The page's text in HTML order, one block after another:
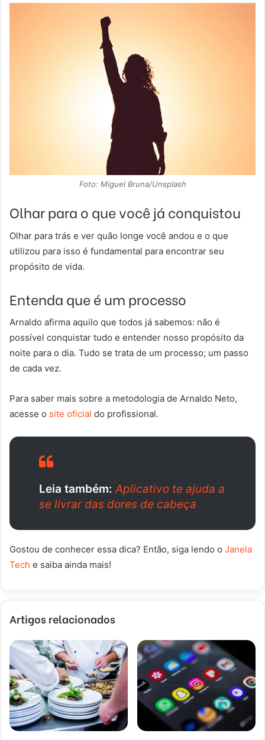
Foto: Miguel Bruna/Unsplash
Olhar para o que você já conquistou
Olhar para trás e ver quão longe você andou e o que
utilizou para isso é fundamental para encontrar seu
propósito de vida.
Entenda que é um processo
Arnaldo afirma aquilo que todos já sabemos: não é
possível conquistar tudo e entender nosso propósito da
noite para o dia. Tudo se trata de um processo; um passo
de cada vez.
Para saber mais sobre a metodologia de Arnaldo Neto,
acesse o site oficial do profissional.
Leia também: Aplicativo te ajuda a
se livrar das dores de cabeça
Gostou de conhecer essa dica? Então, siga lendo o Janela
Tech e saiba ainda mais!
Artigos relacionados